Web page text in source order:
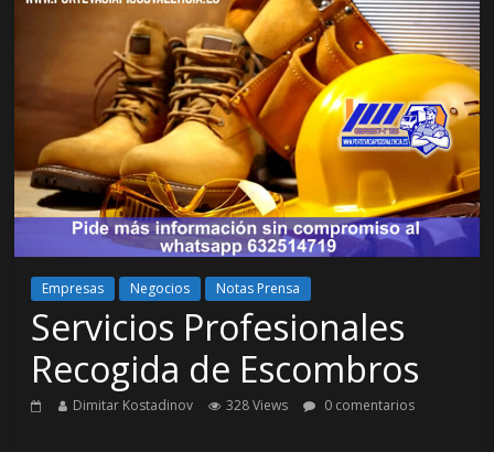
Empresas Negocios Notas Prensa
Servicios Profesionales
Recogida de Escombros
Dimitar Kostadinov 328 Views 0 comentarios